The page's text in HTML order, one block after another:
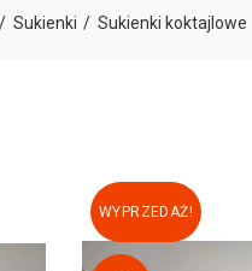
Sukienki Sukienki koktajlowe
WYPRZEDAŻ!